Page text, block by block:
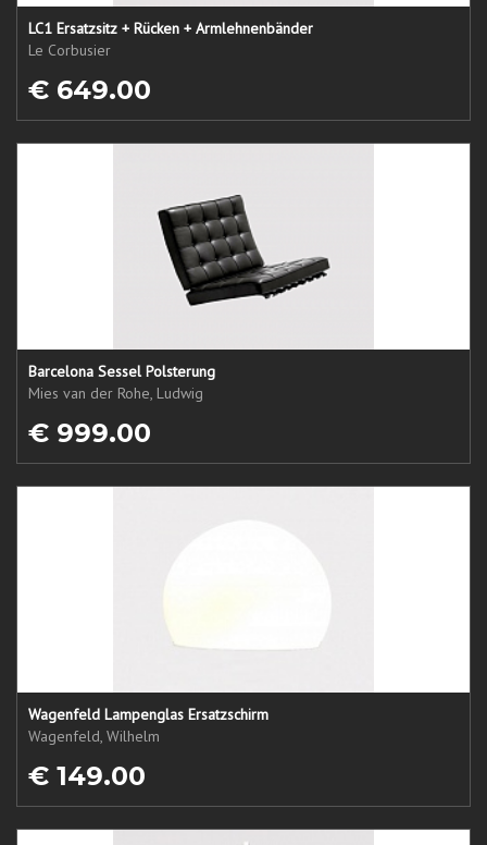
LC1 Ersatzsitz + Rücken + Armlehnenbänder
Le Corbusier
€ 649.00
Barcelona Sessel Polsterung
Mies van der Rohe, Ludwig
€ 999.00
Wagenfeld Lampenglas Ersatzschirm
Wagenfeld, Wilhelm
€ 149.00